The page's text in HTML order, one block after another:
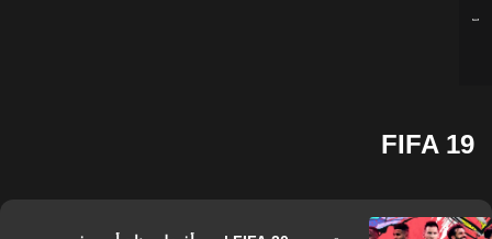
FIFA 19